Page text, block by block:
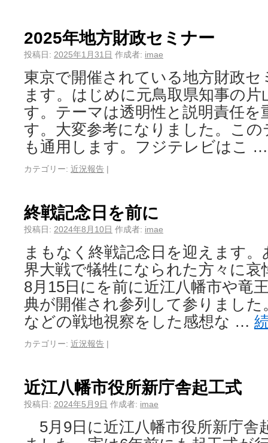
2025年地方財政セミナー
投稿日: 2025年1月31日 作成者: imae
東京で開催されている地方財政
ます。はじめに元鳥取県知事の
す。テーマは透明性と説明責任を
す。大変参考になりました。こ
も通用します。フジテレビはこ
カテゴリー: 近況報告 |
終戦記念日を前に
投稿日: 2024年8月10日 作成者: imae
まもなく終戦記念日を迎えます
界大戦で犠牲になられた方々に
8月15日にを前に近江八幡市や竜
典が開催され参列して参りまし
などの戦地視察をした感想な …
カテゴリー: 近況報告 |
近江八幡市役所新庁舎起工式
投稿日: 2024年5月9日 作成者: imae
5月9日に近江八幡市役所新庁舎